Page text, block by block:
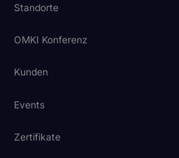
Standorte
OMKI Konferenz
Kunden
Events
Zertifikate